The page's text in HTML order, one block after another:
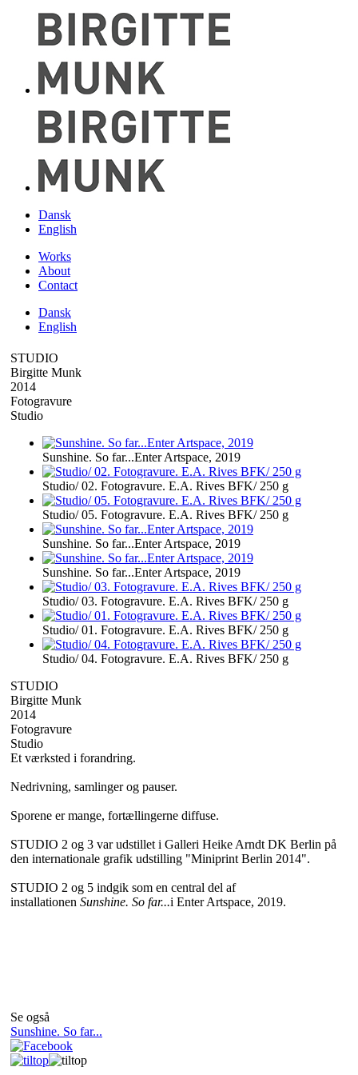
Dansk
English
Works
About
Contact
Dansk
English
STUDIO
Birgitte Munk
2014
Fotogravure
Studio
Sunshine. So far...Enter Artspace, 2019
Studio/ 02. Fotogravure. E.A. Rives BFK/ 250 g
Studio/ 05. Fotogravure. E.A. Rives BFK/ 250 g
Sunshine. So far...Enter Artspace, 2019
Sunshine. So far...Enter Artspace, 2019
Studio/ 03. Fotogravure. E.A. Rives BFK/ 250 g
Studio/ 01. Fotogravure. E.A. Rives BFK/ 250 g
Studio/ 04. Fotogravure. E.A. Rives BFK/ 250 g
STUDIO
Birgitte Munk
2014
Fotogravure
Studio
Et værksted i forandring.
Nedrivning, samlinger og pauser.
Sporene er mange, fortællingerne diffuse.
STUDIO 2 og 3 var udstillet i Galleri Heike Arndt DK Berlin på
den internationale grafik udstilling "Miniprint Berlin 2014".
STUDIO 2 og 5 indgik som en central del af
installationen Sunshine. So far...i Enter Artspace, 2019.
Se også
Sunshine. So far...